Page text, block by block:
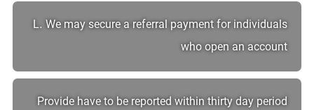
L. We may secure a referral payment for individuals
who open an account
Provide have to be reported within thirty day period